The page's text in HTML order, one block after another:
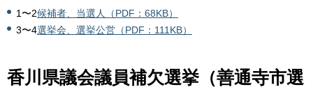
1〜2候補者、当選人（PDF：68KB）
3〜4選挙会、選挙公営（PDF：111KB）
香川県議会議員補欠選挙（善通寺市選